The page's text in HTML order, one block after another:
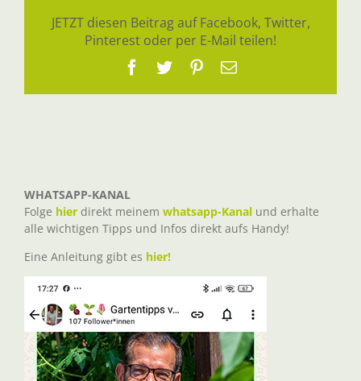
JETZT diesen Beitrag auf Facebook, Twitter,
Pinterest oder per E-Mail teilen!
Facebook
TwitterPinterest
E-
WHATSAPP-KANAL
Folge hier direkt meinem whatsapp-Kanal und erhalte
alle wichtigen Tipps und Infos direkt aufs Handy!
Eine Anleitung gibt es hier!